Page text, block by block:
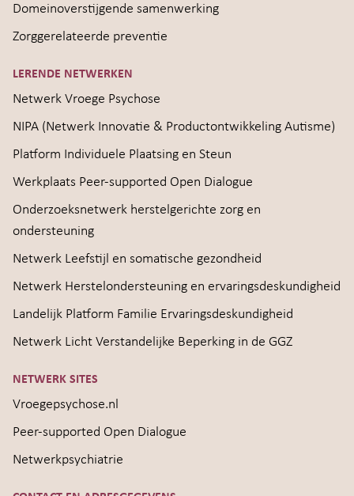
Domeinoverstijgende samenwerking
Zorggerelateerde preventie
LERENDE NETWERKEN
Netwerk Vroege Psychose
NIPA (Netwerk Innovatie & Productontwikkeling Autisme)
Platform Individuele Plaatsing en Steun
Werkplaats Peer-supported Open Dialogue
Onderzoeksnetwerk herstelgerichte zorg en
ondersteuning
Netwerk Leefstijl en somatische gezondheid
Netwerk Herstelondersteuning en ervaringsdeskundigheid
Landelijk Platform Familie Ervaringsdeskundigheid
Netwerk Licht Verstandelijke Beperking in de GGZ
NETWERK SITES
Vroegepsychose.nl
Peer-supported Open Dialogue
Netwerkpsychiatrie